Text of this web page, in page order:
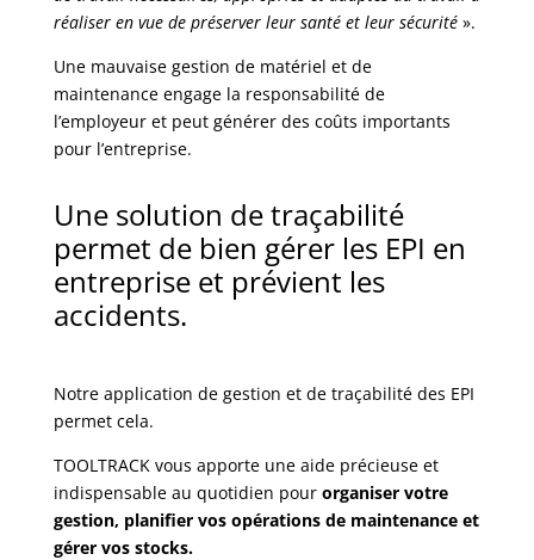
réaliser en vue de préserver leur santé et leur sécurité».
Une mauvaise gestion de matériel et de
maintenance engage la responsabilité de
l’employeur et peut générer des coûts importants
pour l’entreprise.
Une solution de traçabilité
permet de bien gérer les EPI en
entreprise et prévient les
accidents.
Notre application de gestion et de traçabilité des EPI
permet cela.
TOOLTRACK vous apporte une aide précieuse et
indispensable au quotidien pour organiser votre
gestion, planifier vos opérations de maintenance et
gérer vos stocks.